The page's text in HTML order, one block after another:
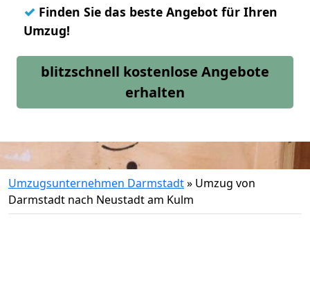
✓ Finden Sie das beste Angebot für Ihren
Umzug!
blitzschnell kostenlose Angebote
erhalten
Umzugsunternehmen Darmstadt» Umzug von
Darmstadt nach Neustadt am Kulm